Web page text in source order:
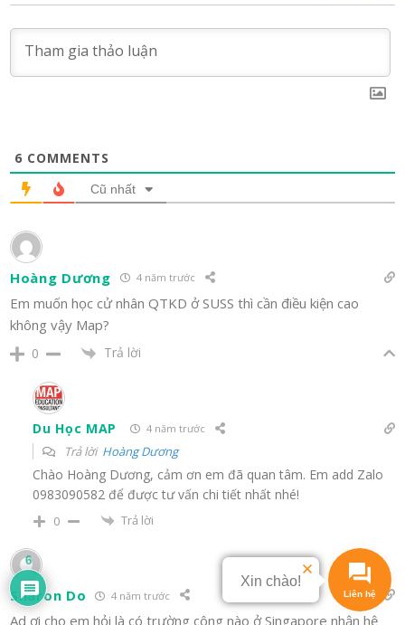
6 COMMENTS
Cũ nhất
Hoàng Dương 4 năm trước
Em muốn học cử nhân QTKD ở SUSS thì cần điều kiện cao
không vậy Map?
0 Trả lời
Du Học MAP 4 năm trước
Trả lời Hoàng Dương
Chào Hoàng Dương, cảm ơn em đã quan tâm. Em add Zalo
0983090582 để được tư vấn chi tiết nhất nhé!
0 Trả lời
Sharon Do 4 năm trước
Ad ơi cho em hỏi là có trường công nào ở Singapore nhận hệ
Xin chào!
6